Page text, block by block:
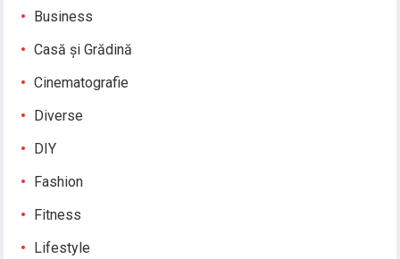
Business
Casă și Grădină
Cinematografie
Diverse
DIY
Fashion
Fitness
Lifestyle